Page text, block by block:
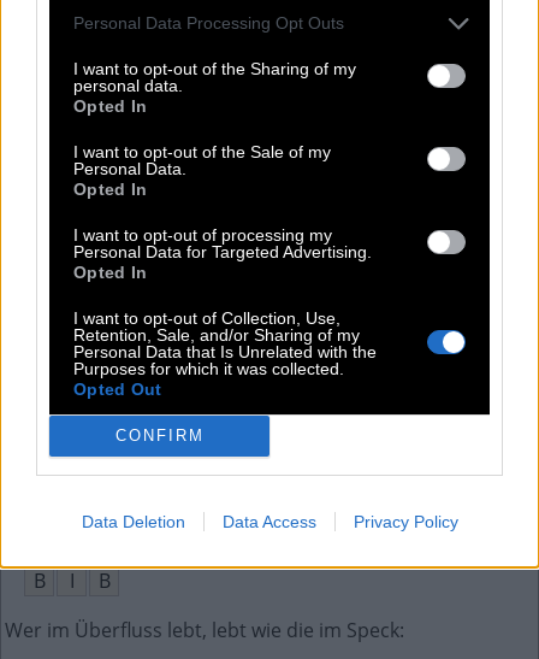
Personal Data Processing Opt Outs
I want to opt-out of the Sharing of my
personal data.
Opted In
I want to opt-out of the Sale of my
Personal Data.
Opted In
I want to opt-out of processing my
Personal Data for Targeted Advertising.
Opted In
I want to opt-out of Collection, Use,
Retention, Sale, and/or Sharing of my
Personal Data that Is Unrelated with the
Purposes for which it was collected.
Opted Out
CONFIRM
Data Deletion Data Access Privacy Policy
Diese Regel __ leider immer noch
L
T
A N
N
Dritter Monat im Jahr:
A E R
Beim Tischtennis schlägt man einen:
A L
L
Fläche im Garten für Blumen oder Gemüse
B
E E
T
Bücherei im Studentenjargon:
B
I
B
Wer im Überfluss lebt, lebt wie die im Speck: